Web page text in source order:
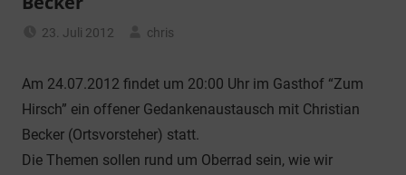
23. Juli 2012
chris
Am 24.07.2012 findet um 20:00 Uhr im Gasthof “Zum
Hirsch” ein offener Gedankenaustausch mit Christian
Becker (Ortsvorsteher) statt.
Die Themen sollen rund um Oberrad sein, wie wir